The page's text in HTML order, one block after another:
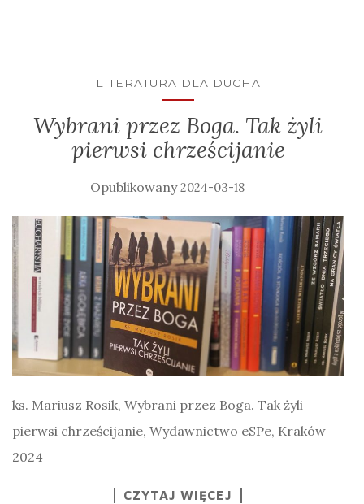
LITERATURA DLA DUCHA
Wybrani przez Boga. Tak żyli
pierwsi chrześcijanie
2024-03-18
ks. Mariusz Rosik, Wybrani przez Boga. Tak żyli
pierwsi chrześcijanie, Wydawnictwo eSPe, Kraków
2024
CZYTAJ WIĘCEJ